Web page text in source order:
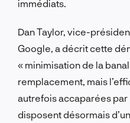
immédiats.
Dan Taylor, vice-
Google, a décrit cette
« minimisation de la
remplacement, mais
autrefois accaparées par
disposent désormais